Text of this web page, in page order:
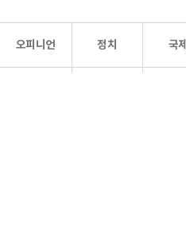
오피니언 정치 국제